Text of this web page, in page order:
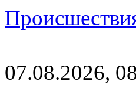
07.08.2026,